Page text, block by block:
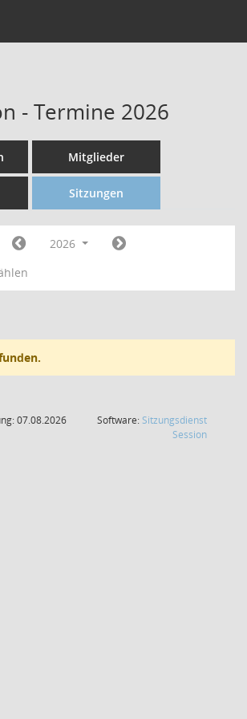
- Termine 2026
Mitglieder
Sitzungen
2026
07.08.2026
Software: Sitzungsdienst
Session(Wird in